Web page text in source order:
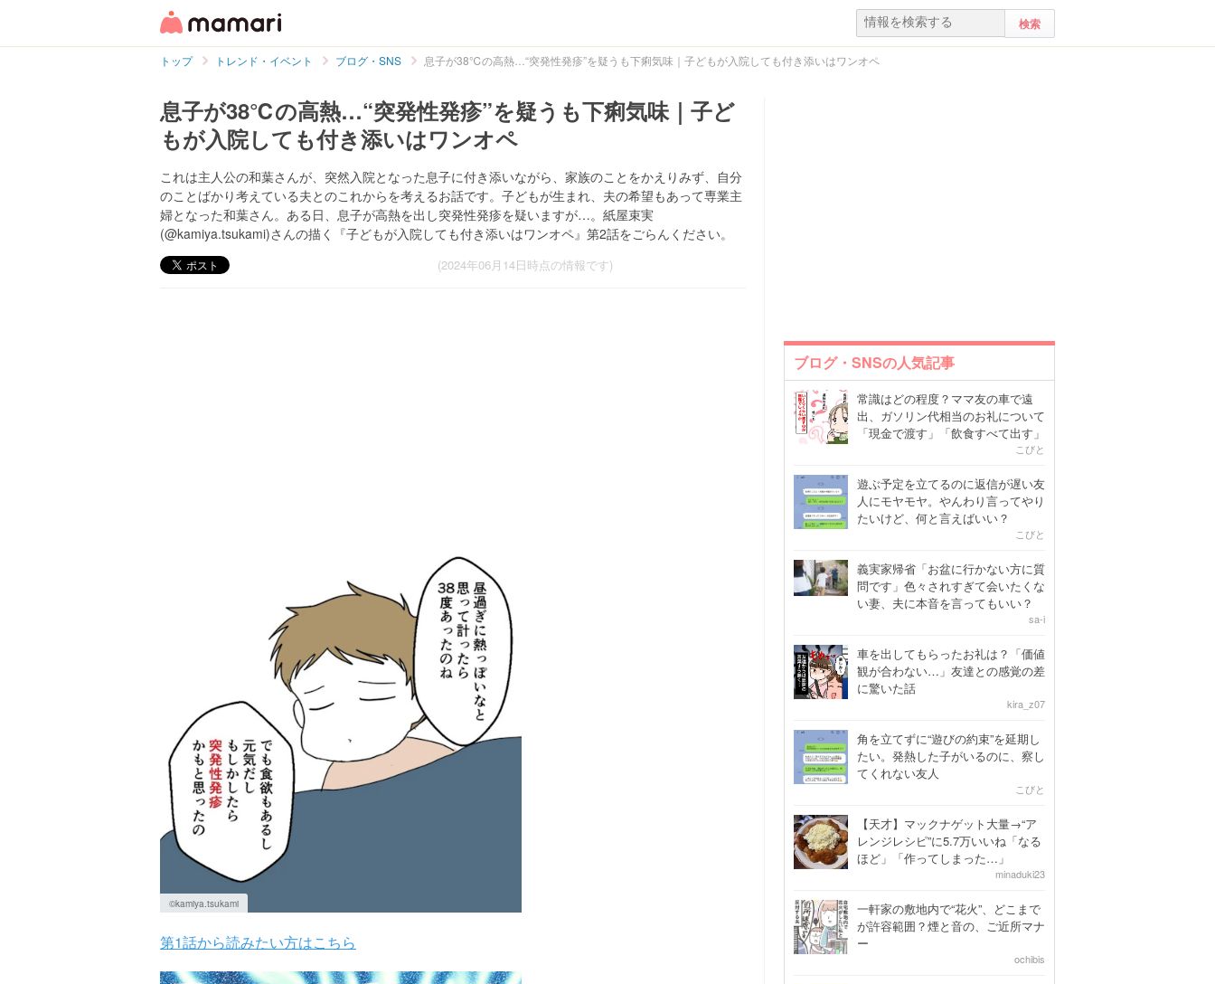
トップ トレンド・イベント ブログ・SNS 息子が38℃の高熱…“突発性発疹”を疑うも下痢気味｜子どもが入院しても付き添いはワンオペ
息子が38℃の高熱…“突発性発疹”を疑うも下痢気味｜子ど
もが入院しても付き添いはワンオペ
これは主人公の和葉さんが、突然入院となった息子に付き添いながら、家族のことをかえりみず、自分
のことばかり考えている夫とのこれからを考えるお話です。子どもが生まれ、夫の希望もあって専業主
婦となった和葉さん。ある日、息子が高熱を出し突発性発疹を疑いますが…。紙屋束実
(@kamiya.tsukami)さんの描く『子どもが入院しても付き添いはワンオペ』第2話をごらんください。
(2024年06月14日時点の情報です)
©kamiya.tsukami
第1話から読みたい方はこちら
ブログ・SNSの人気記事
常識はどの程度？ママ友の車で遠
出、ガソリン代相当のお礼について
「現金で渡す」「飲食すべて出す」
こびと
遊ぶ予定を立てるのに返信が遅い友
人にモヤモヤ。やんわり言ってやり
たいけど、何と言えばいい？
こびと
義実家帰省「お盆に行かない方に質
問です」色々されすぎて会いたくな
い妻、夫に本音を言ってもいい？
sa-i
車を出してもらったお礼は？「価値
観が合わない…」友達との感覚の差
に驚いた話
kira_z07
角を立てずに“遊びの約束”を延期し
たい。発熱した子がいるのに、察し
てくれない友人
こびと
【天才】マックナゲット大量→“ア
レンジレシピ”に5.7万いいね「なる
ほど」「作ってしまった…」
minaduki23
一軒家の敷地内で“花火”、どこまで
が許容範囲？煙と音の、ご近所マナ
ー
ochibis